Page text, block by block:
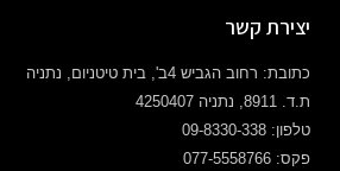
יצירת קשר
כתובת: רחוב הגביש 4ב', בית טיטניום, נתניה
ת.ד. 8911, נתניה 4250407
טלפון: 09-8330-338
פקס: 077-5558766